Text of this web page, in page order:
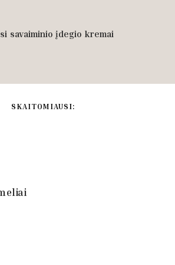
savaiminio įdegio kremai
SKAITOMIAUSI: